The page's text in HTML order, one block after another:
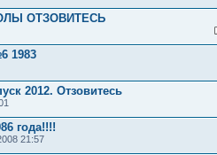
ОТЗОВИТЕСЬ
1983
2012. Отзовитесь
года!!!!
21:57